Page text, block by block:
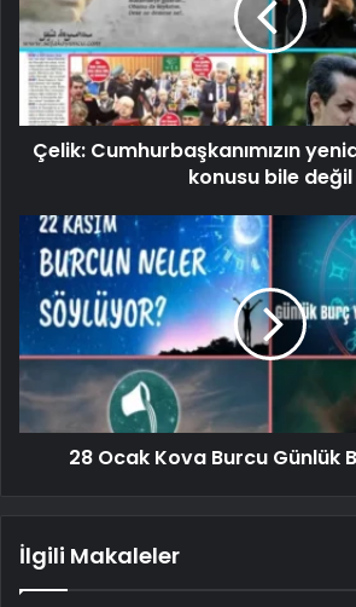
Çelik: Cumhurbaşkanımızın
konusu bile değil
28 Ocak Kova Burcu Günlük
İlgili Makaleler